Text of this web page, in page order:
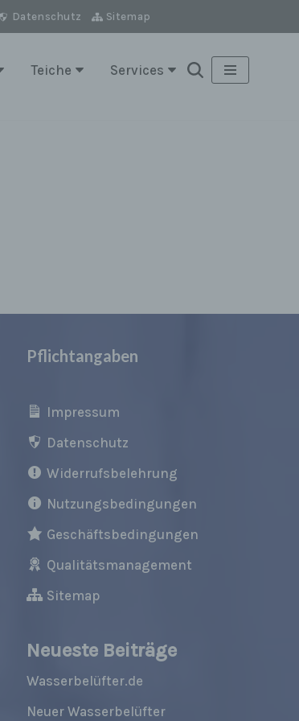
Datenschutz Sitemap
Teiche Services
Pflichtangaben
Impressum
Datenschutz
Widerrufsbelehrung
Nutzungsbedingungen
Geschäftsbedingungen
Qualitätsmanagement
Sitemap
Neueste Beiträge
Wasserbelüfter.de
Neuer Wasserbelüfter